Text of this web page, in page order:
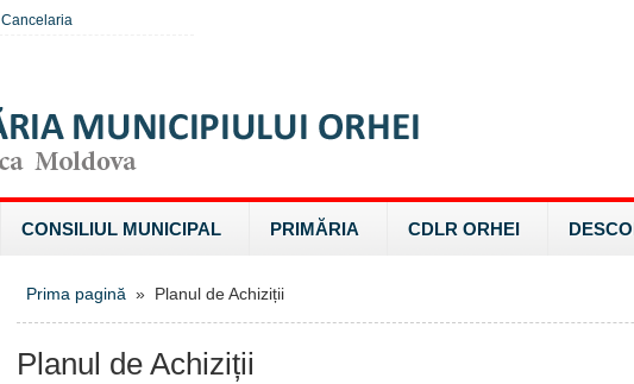
Cancelaria
CONSILIUL MUNICIPAL PRIMĂRIA CDLR ORHEI
Prima pagină » Planul de Achiziții
Planul de Achiziții